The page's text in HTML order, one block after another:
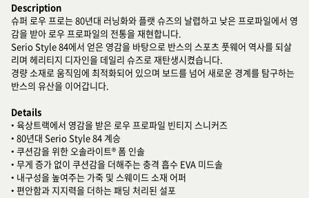
Description
슈퍼 로우 프로는 80년대 러닝화와 플랫 슈즈의 날렵하고 낮은 프로파일에서 영
감을 받아 로우 프로파일의 전통을 재현합니다.
Serio Style 84에서 얻은 영감을 바탕으로 반스의 스포츠 풋웨어 역사를 되살
리며 헤리티지 디자인을 데일리 슈즈로 재탄생시켰습니다.
경량 소재로 움직임에 최적화되어 있으며 보드를 넘어 새로운 경계를 탐구하는
반스의 유산을 이어갑니다.
Details
• 육상트랙에서 영감을 받은 로우 프로파일 빈티지 스니커즈
• 80년대 Serio Style 84 계승
• 쿠션감을 위한 오솔라이트® 폼 인솔
• 무게 증가 없이 쿠션감을 더해주는 충격 흡수 EVA 미드솔
• 내구성을 높여주는 가죽 및 스웨이드 소재 어퍼
• 편안함과 지지력을 더하는 패딩 처리된 설포